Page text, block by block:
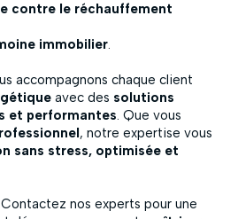
contre le réchauffement
immobilier.
accompagnons chaque client
avec des solutions
et performantes. Que vous
, notre expertise vous
sans stress, optimisée et
Contactez nos experts pour une